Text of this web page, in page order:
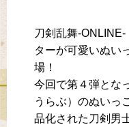
刀剣乱舞-
ターが可愛いぬい
場！
今回で第４弾とな
うらぶ）のぬいっ
品化された刀剣男